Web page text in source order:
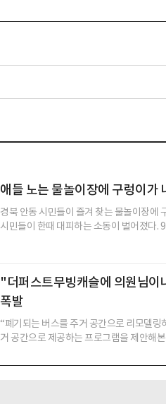
애들 노는 물놀이장에 구렁이가
경북 안동 시민들이 즐겨 찾는 물놀이장에
시민들이 한때 대피하는 소동이 벌어졌다.
"더퍼스트무빙캐슬에 의원님이
폭발
“폐기되는 버스를 주거 공간으로 리모델
거 공간으로 제공하는 프로그램을 제안해